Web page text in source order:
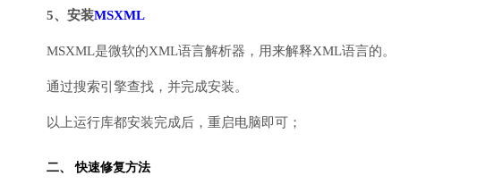
5、安装MSXML
MSXML是微软的XML语言解析器，用来解释XML语言的。
通过搜索引擎查找，并完成安装。
以上运行库都安装完成后，重启电脑即可；
二、 快速修复方法